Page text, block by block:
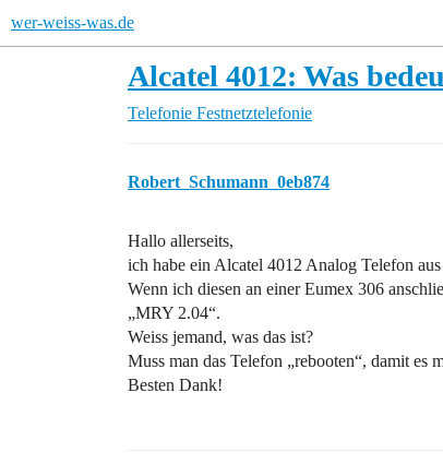
wer-weiss-was.de
Alcatel 4012: Was
Telefonie Festnetztelefonie
Robert_Schumann_0eb874
Hallo allerseits,
ich habe ein Alcatel 4012 Analog Telefon
Wenn ich diesen an einer Eumex 306
„MRY 2.04“.
Weiss jemand, was das ist?
Muss man das Telefon „rebooten“, damit es
Besten Dank!